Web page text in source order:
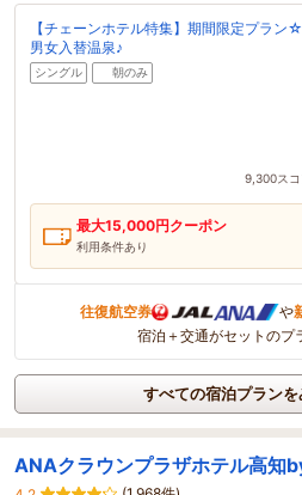
【チェーンホテル特集】期間限定プラン
男女入替温泉♪
シングル 朝のみ
9,300ス
最大15,000円クーポン
利用条件あり
往復航空券 や
宿泊＋交通がセットのプ
すべての宿泊プランを
ANAクラウンプラザホテル高知